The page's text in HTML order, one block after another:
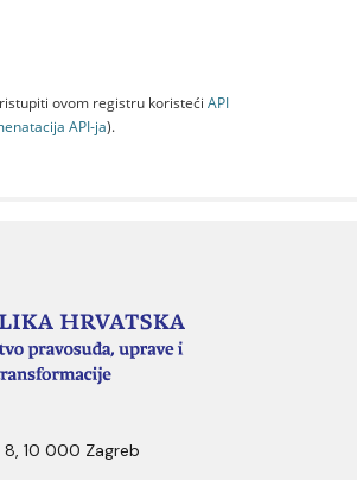
ovom registru koristeći API
API-jа).